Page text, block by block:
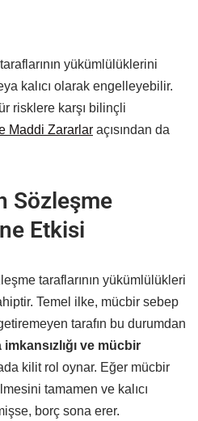
yükümlülüklerini
kalıcı olarak engelleyebilir.
risklere karşı bilinçli
Maddi Zararlar açısından da
Sözleşme
Etkisi
taraflarının yükümlülükleri
Temel ilke, mücbir sebep
tarafın bu durumdan
imkansızlığı ve mücbir
kilit rol oynar. Eğer mücbir
tamamen ve kalıcı
borç sona erer.